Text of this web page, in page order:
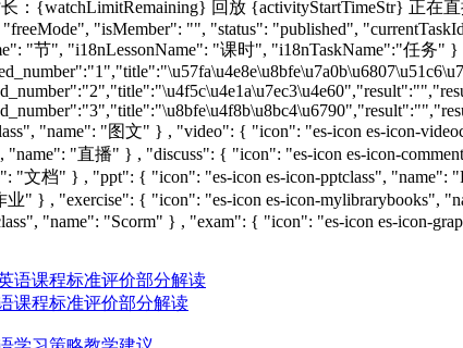
：{watchLimitRemaining} 回放 {activityStartTimeStr} 正在
"isMember": "", "status": "published",
"节", "i18nLessonName": "课时", "i18nTaskName":"任务" }
"name": "图文" } , "video": { "icon": "es-icon es-icon-
"name": "直播" } , "discuss": { "icon": "es-icon es-icon-
"文档" } , "ppt": { "icon": "es-icon es-icon-pptclass",
业" } , "exercise": { "icon": "es-icon es-icon-
"name": "Scorm" } , "exam": { "icon": "es-icon es-icon-
课程标准评价部分解读